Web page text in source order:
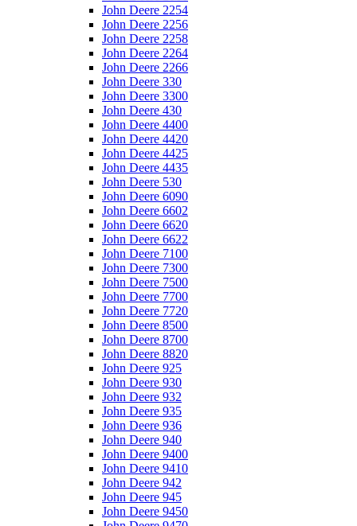
John Deere 2254
John Deere 2256
John Deere 2258
John Deere 2264
John Deere 2266
John Deere 330
John Deere 3300
John Deere 430
John Deere 4400
John Deere 4420
John Deere 4425
John Deere 4435
John Deere 530
John Deere 6090
John Deere 6602
John Deere 6620
John Deere 6622
John Deere 7100
John Deere 7300
John Deere 7500
John Deere 7700
John Deere 7720
John Deere 8500
John Deere 8700
John Deere 8820
John Deere 925
John Deere 930
John Deere 932
John Deere 935
John Deere 936
John Deere 940
John Deere 9400
John Deere 9410
John Deere 942
John Deere 945
John Deere 9450